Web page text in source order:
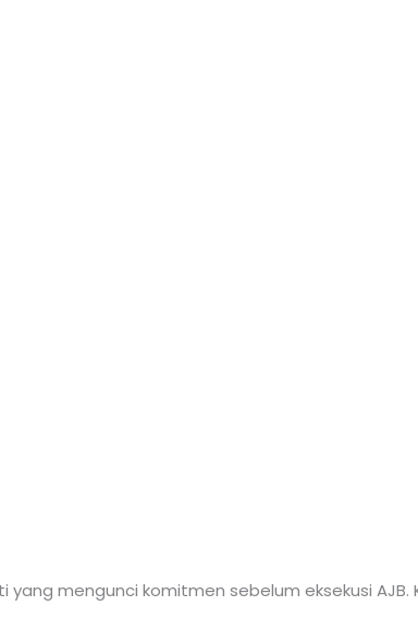
yang mengunci komitmen sebelum eksekusi